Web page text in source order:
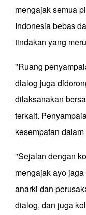
mengajak semua
Indonesia bebas
tindakan yang
"Ruang
dialog juga
dilaksanakan
terkait.
kesempatan
"Sejalan dengan
mengajak ayo
anarki dan
dialog, dan juga